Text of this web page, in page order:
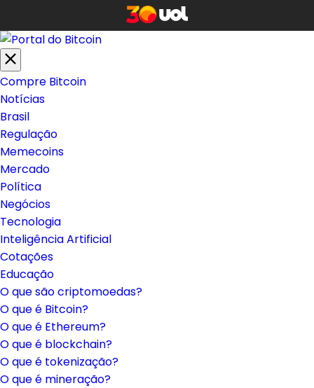
Compre Bitcoin
Notícias
Brasil
Regulação
Memecoins
Mercado
Política
Negócios
Tecnologia
Inteligência Artificial
Cotações
Educação
O que são criptomoedas?
O que é Bitcoin?
O que é Ethereum?
O que é blockchain?
O que é tokenização?
O que é mineração?